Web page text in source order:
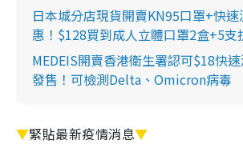
日本城分店現貨開賣KN95口罩+快
惠！$128買到成人立體口罩2盒+5支
MEDEIS開賣香港衛生署認可$18快
發售！可檢測Delta、Omicron病毒
▼緊貼最新疫情消息▼